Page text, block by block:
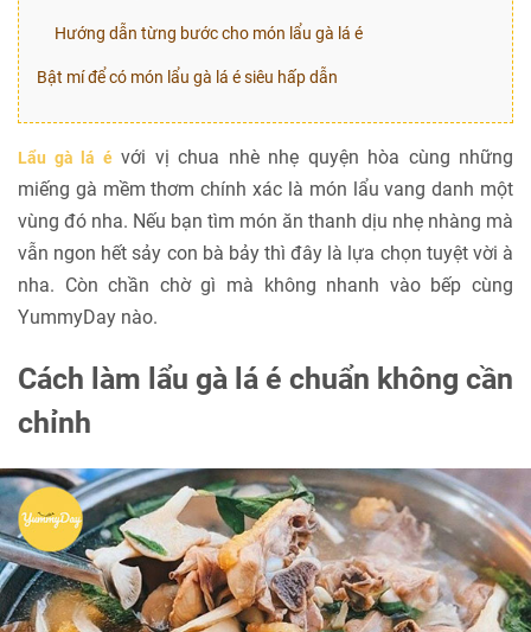
Hướng dẫn từng bước cho món lẩu gà lá é
Bật mí để có món lẩu gà lá é siêu hấp dẫn
Lẩu gà lá évới vị chua nhè nhẹ quyện hòa cùng những
miếng gà mềm thơm chính xác là món lẩu vang danh một
vùng đó nha. Nếu bạn tìm món ăn thanh dịu nhẹ nhàng mà
vẫn ngon hết sảy con bà bảy thì đây là lựa chọn tuyệt vời à
nha. Còn chần chờ gì mà không nhanh vào bếp cùng
YummyDay nào.
Cách làm lẩu gà lá é chuẩn không cần
chỉnh